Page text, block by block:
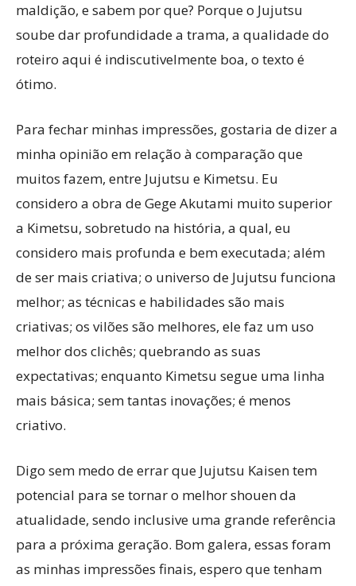
maldição, e sabem por que? Porque o Jujutsu
soube dar profundidade a trama, a qualidade do
roteiro aqui é indiscutivelmente boa, o texto é
ótimo.
Para fechar minhas impressões, gostaria de dizer a
minha opinião em relação à comparação que
muitos fazem, entre Jujutsu e Kimetsu. Eu
considero a obra de Gege Akutami muito superior
a Kimetsu, sobretudo na história, a qual, eu
considero mais profunda e bem executada; além
de ser mais criativa; o universo de Jujutsu funciona
melhor; as técnicas e habilidades são mais
criativas; os vilões são melhores, ele faz um uso
melhor dos clichês; quebrando as suas
expectativas; enquanto Kimetsu segue uma linha
mais básica; sem tantas inovações; é menos
criativo.
Digo sem medo de errar que Jujutsu Kaisen tem
potencial para se tornar o melhor shouen da
atualidade, sendo inclusive uma grande referência
para a próxima geração. Bom galera, essas foram
as minhas impressões finais, espero que tenham